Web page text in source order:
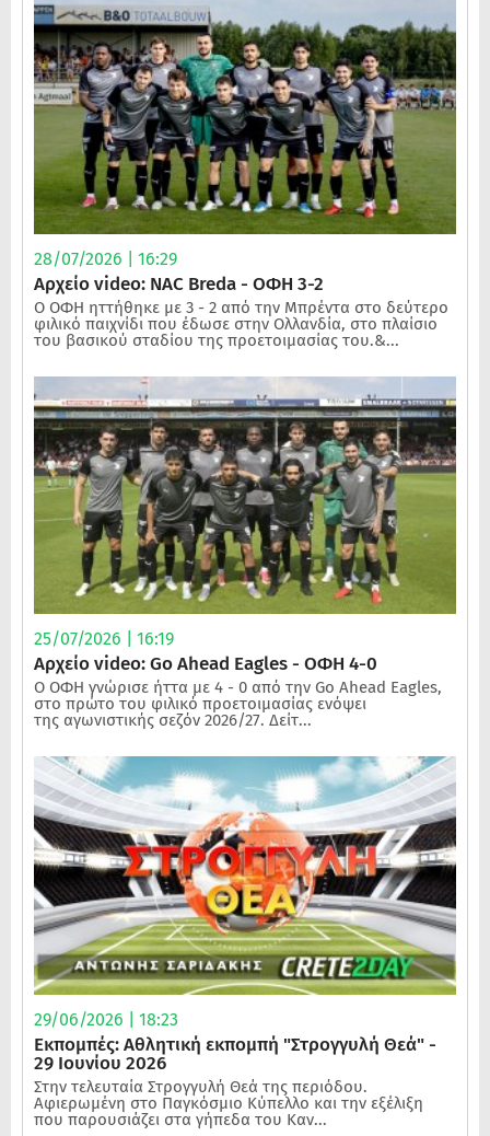
28/07/2026 | 16:29
Αρχείο video: NAC Breda - ΟΦΗ 3-2
Ο ΟΦΗ ηττήθηκε με 3 - 2 από την Μπρέντα στο δεύτερο
φιλικό παιχνίδι που έδωσε στην Ολλανδία, στο πλαίσιο
του βασικού σταδίου της προετοιμασίας του.&...
25/07/2026 | 16:19
Αρχείο video: Go Ahead Eagles - ΟΦΗ 4-0
Ο ΟΦΗ γνώρισε ήττα με 4 - 0 από την Go Ahead Eagles,
στο πρώτο του φιλικό προετοιμασίας ενόψει
της αγωνιστικής σεζόν 2026/27. Δείτ...
29/06/2026 | 18:23
Εκπομπές: Αθλητική εκπομπή "Στρογγυλή Θεά" -
29 Ιουνίου 2026
Στην τελευταία Στρογγυλή Θεά της περιόδου.
Αφιερωμένη στο Παγκόσμιο Κύπελλο και την εξέλιξη
που παρουσιάζει στα γήπεδα του Καν...